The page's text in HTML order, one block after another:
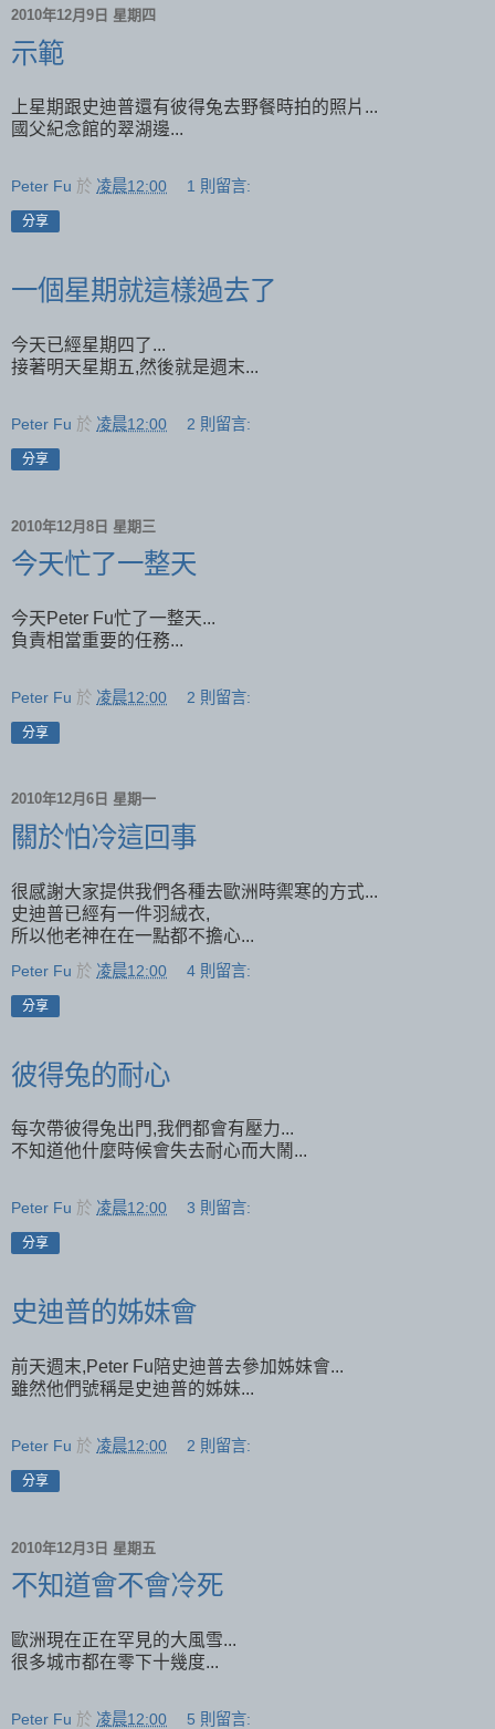
2010年12月9日 星期四
示範
上星期跟史迪普還有彼得兔去野餐時拍的照片...
國父紀念館的翠湖邊...
Peter Fu 於 凌晨12:00 1 則留言:
分享
一個星期就這樣過去了
今天已經星期四了...
接著明天星期五,然後就是週末...
Peter Fu 於 凌晨12:00 2 則留言:
分享
2010年12月8日 星期三
今天忙了一整天
今天Peter Fu忙了一整天...
負責相當重要的任務...
Peter Fu 於 凌晨12:00 2 則留言:
分享
2010年12月6日 星期一
關於怕冷這回事
很感謝大家提供我們各種去歐洲時禦寒的方式...
史迪普已經有一件羽絨衣,
所以他老神在在一點都不擔心...
Peter Fu 於 凌晨12:00 4 則留言:
分享
彼得兔的耐心
每次帶彼得兔出門,我們都會有壓力...
不知道他什麼時候會失去耐心而大鬧...
Peter Fu 於 凌晨12:00 3 則留言:
分享
史迪普的姊妹會
前天週末,Peter Fu陪史迪普去參加姊妹會...
雖然他們號稱是史迪普的姊妹...
Peter Fu 於 凌晨12:00 2 則留言:
分享
2010年12月3日 星期五
不知道會不會冷死
歐洲現在正在罕見的大風雪...
很多城市都在零下十幾度...
Peter Fu 於 凌晨12:00 5 則留言: